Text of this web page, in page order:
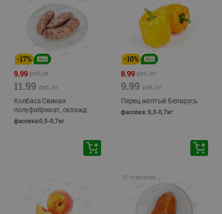
-17%
9.99 руб./кг
11.99 руб./кг
Колбаса Свиная
полуфабрикат, охлажд
фасовка:0,5-0,7кг
-10%
8.99 руб./кг
9.99 руб./кг
Перец желтый Беларусь
фасовка: 0,3-0,7кг
🕘 12:00-20:00